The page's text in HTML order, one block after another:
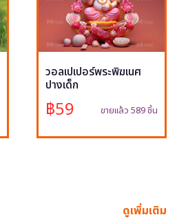
วอลเปเปอร์พระพิฆเนศ
ปางเด็ก
฿59 ขายแล้ว 589 ชิ้น
ดูเพิ่มเติม